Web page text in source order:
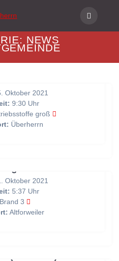
to
NEWS
Oktober 2021
9:30 Uhr
groß
Überherrn
Oktober 2021
5:37 Uhr
Brand 3
Altforweiler